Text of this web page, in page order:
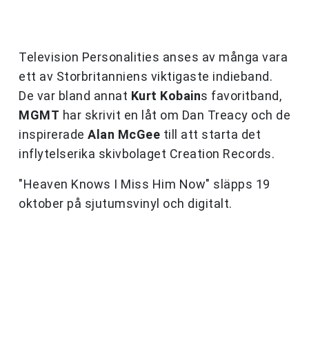
Television Personalities anses av många vara
ett av Storbritanniens viktigaste indieband.
De var bland annat Kurt Kobains favoritband,
MGMT har skrivit en låt om Dan Treacy och de
inspirerade Alan McGee till att starta det
inflytelserika skivbolaget Creation Records.
"Heaven Knows I Miss Him Now" släpps 19
oktober på sjutumsvinyl och digitalt.